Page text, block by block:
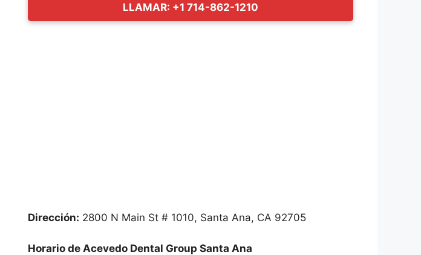
LLAMAR: +1 714-862-1210
Dirección: 2800 N Main St # 1010, Santa Ana, CA 92705
Horario de Acevedo Dental Group Santa Ana